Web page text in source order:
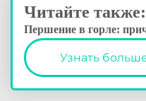
Читайте также:
Першение в горле:
Узнать